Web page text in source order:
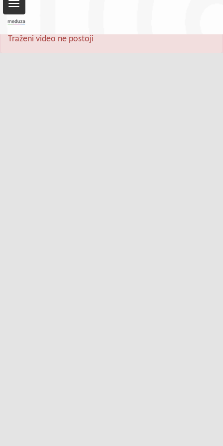
Toggle
navigation
Traženi video ne postoji